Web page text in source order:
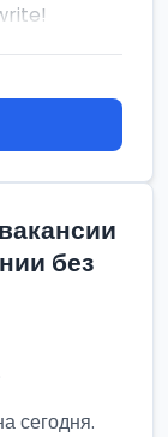
без
сегодня.